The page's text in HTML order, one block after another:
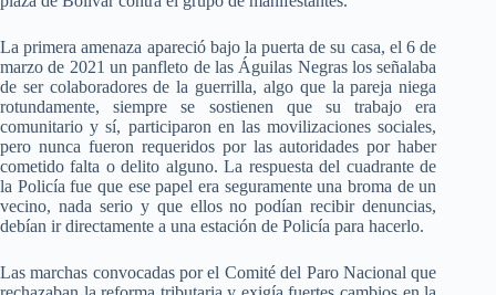
La primera amenaza apareció bajo la puerta de su casa, el 6 de
marzo de 2021 un panfleto de las Águilas Negras los señalaba
de ser colaboradores de la guerrilla, algo que la pareja niega
rotundamente, siempre se sostienen que su trabajo era
comunitario y sí, participaron en las movilizaciones sociales,
pero nunca fueron requeridos por las autoridades por haber
cometido falta o delito alguno. La respuesta del cuadrante de
la Policía fue que ese papel era seguramente una broma de un
vecino, nada serio y que ellos no podían recibir denuncias,
debían ir directamente a una estación de Policía para hacerlo.
Las marchas convocadas por el Comité del Paro Nacional que